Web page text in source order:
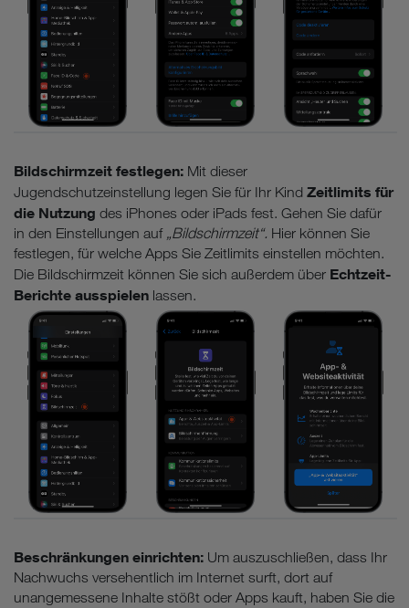
Bildschirmzeit festlegen: Mit dieser
Jugendschutzeinstellung legen Sie für Ihr Kind Zeitlimits für
die Nutzung des iPhones oder iPads fest. Gehen Sie dafür
in den Einstellungen auf „Bildschirmzeit“. Hier können Sie
festlegen, für welche Apps Sie Zeitlimits einstellen möchten.
Die Bildschirmzeit können Sie sich außerdem über Echtzeit-
Berichte ausspielen lassen.
Beschränkungen einrichten: Um auszuschließen, dass Ihr
Nachwuchs versehentlich im Internet surft, dort auf
unangemessene Inhalte stößt oder Apps kauft, haben Sie die